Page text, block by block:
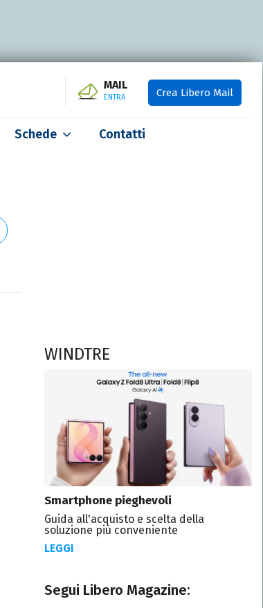
MAIL
ENTRA Crea Libero Mail
Schede Contatti
WINDTRE
Smartphone pieghevoli
Guida all'acquisto e scelta della
soluzione più conveniente
LEGGI
Segui Libero Magazine: